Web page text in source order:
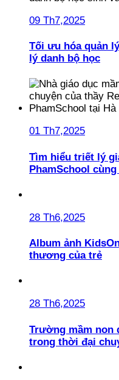
09 Th7,2025
Tối ưu hóa quản
lý danh bộ học
01 Th7,2025
Tìm hiểu triết lý
PhamSchool
28 Th6,2025
Album ảnh
thương của trẻ
28 Th6,2025
Trường mầm non
trong thời đại